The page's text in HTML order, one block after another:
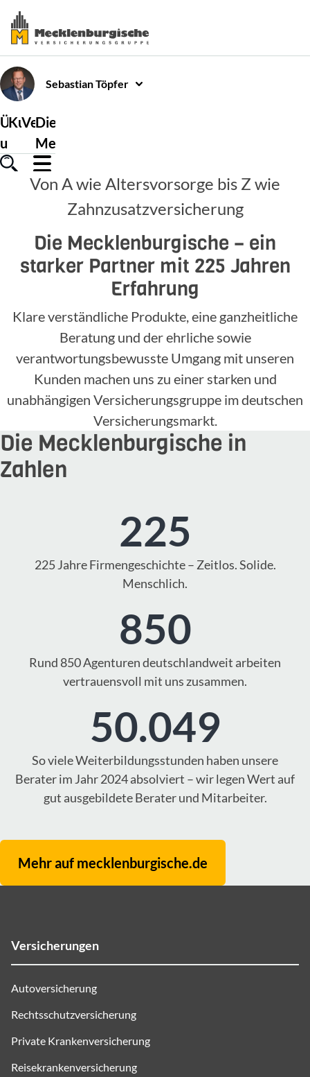
SebastianTöpfer
Über
uns
Kundenservice
Versicherungen
Die
Mecklenburgische
Von A wie Altersvorsorge bis Z wie
Zahnzusatzversicherung
Die Mecklenburgische – ein
starker Partner mit 225 Jahren
Erfahrung
Klare verständliche Produkte, eine ganzheitliche
Beratung und der ehrliche sowie
verantwortungsbewusste Umgang mit unseren
Kunden machen uns zu einer starken und
unabhängigen Versicherungsgruppe im deutschen
Versicherungsmarkt.
Die Mecklenburgische in
Zahlen
225
225 Jahre Firmengeschichte – Zeitlos. Solide.
Menschlich.
850
Rund 850 Agenturen deutschlandweit arbeiten
vertrauensvoll mit uns zusammen.
50.049
So viele Weiterbildungsstunden haben unsere
Berater im Jahr 2024 absolviert – wir legen Wert auf
gut ausgebildete Berater und Mitarbeiter.
Mehr auf mecklenburgische.de
Versicherungen
Autoversicherung
Rechtsschutzversicherung
Private Krankenversicherung
Reisekrankenversicherung